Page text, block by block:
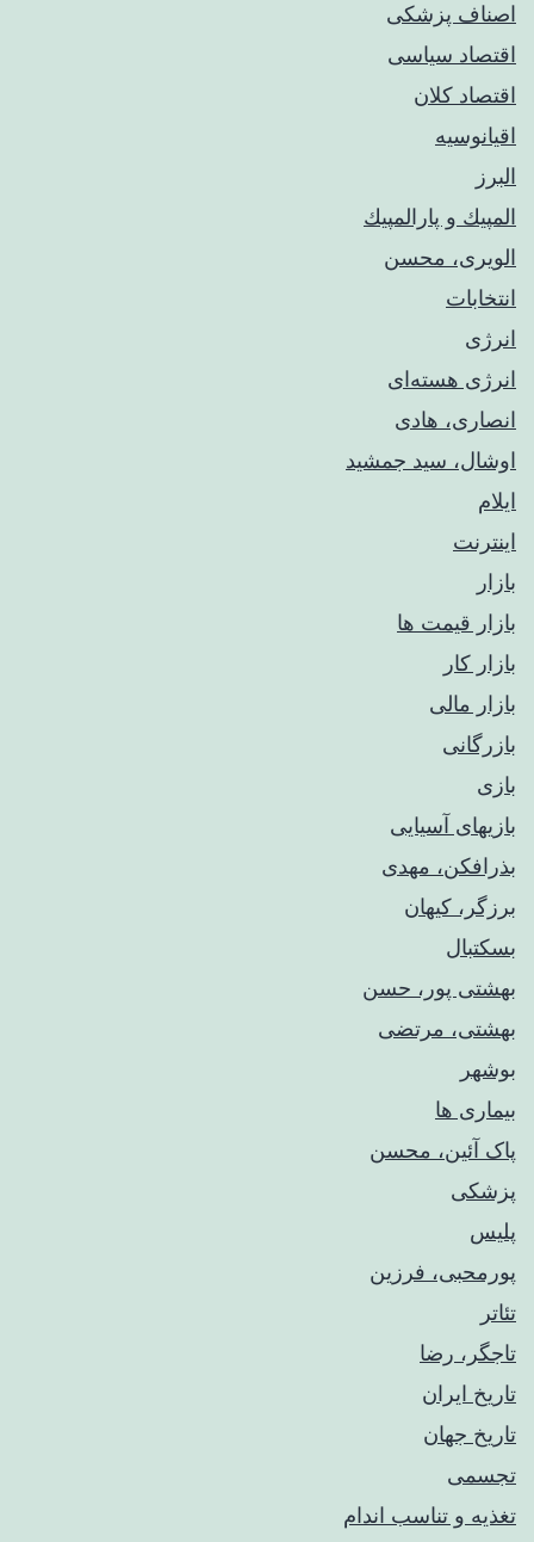
اصناف پزشکی
اقتصاد سیاسی
اقتصاد کلان
اقیانوسیه
البرز
المپيك و پارالمپيك
الویری، محسن
انتخابات
انرژی
انرژی هسته‌ای
انصاری، هادی
اوشال، سید جمشید
ایلام
اینترنت
بازار
بازار قیمت ها
بازار کار
بازار مالی
بازرگانی
بازی
بازیهای آسیایی
بذرافکن، مهدی
برزگر، کیهان
بسکتبال
بهشتی پور، حسن
بهشتی، مرتضی
بوشهر
بیماری ها
پاک آئین، محسن
پزشکی
پلیس
پورمحبی، فرزین
تئاتر
تاجگر، رضا
تاریخ ایران
تاریخ جهان
تجسمی
تغذیه و تناسب اندام